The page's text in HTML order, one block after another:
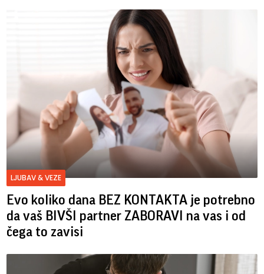
LJUBAV & VEZE
Evo koliko dana BEZ KONTAKTA je potrebno
da vaš BIVŠI partner ZABORAVI na vas i od
čega to zavisi